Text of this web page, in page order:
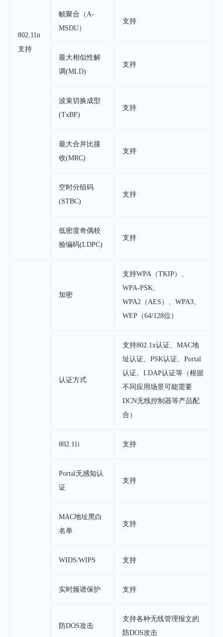
802.11n
支持
帧聚合（A-
MSDU）
支持
最大相似性解
调(MLD)
支持
波束切换成型
(TxBF)
支持
最大合并比接
收(MRC)
支持
空时分组码
(STBC)
支持
低密度奇偶校
验编码(LDPC)
支持
加密
支持WPA（TKIP）、
WPA-PSK、
WPA2（AES）、WPA3、
WEP（64/128位）
认证方式
支持802.1x认证、MAC地
址认证、PSK认证、Portal
认证、LDAP认证等（根据
不同应用场景可能需要
DCN无线控制器等产品配
合）
802.11i 支持
Portal无感知认
证
支持
MAC地址黑白
名单
支持
WIDS/WIPS 支持
实时频谱保护 支持
防DOS攻击
支持各种无线管理报文的
防DOS攻击